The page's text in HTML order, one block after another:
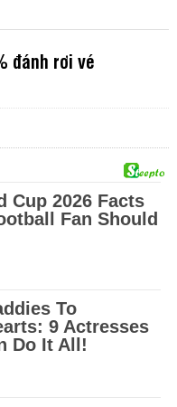
đánh rơi vé